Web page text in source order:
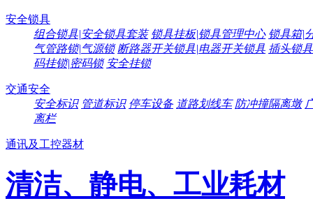
安全锁具
组合锁具|安全锁具套装 锁具挂板|锁具管理中心 锁具箱|
气管路锁|气源锁 断路器开关锁具|电器开关锁具 插头锁
码挂锁|密码锁 安全挂锁
交通安全
安全标识 管道标识 停车设备 道路划线车 防冲撞隔离墩
离栏
通讯及工控器材
清洁、静电、工业耗材